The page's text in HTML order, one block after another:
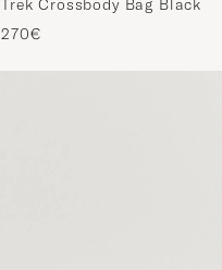
Trek Crossbody Bag Black
270€